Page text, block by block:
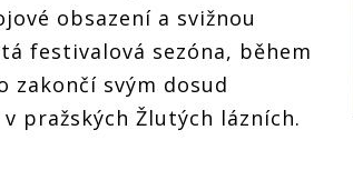
obsazení a svižnou
festivalová sezóna, během
zakončí svým dosud
pražských Žlutých lázních.